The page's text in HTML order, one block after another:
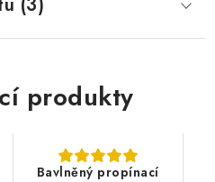
produkty
Bavlněný propínací